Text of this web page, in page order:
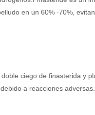
en un 60% -70%,
ciego de finasterida y
a reacciones adversas.